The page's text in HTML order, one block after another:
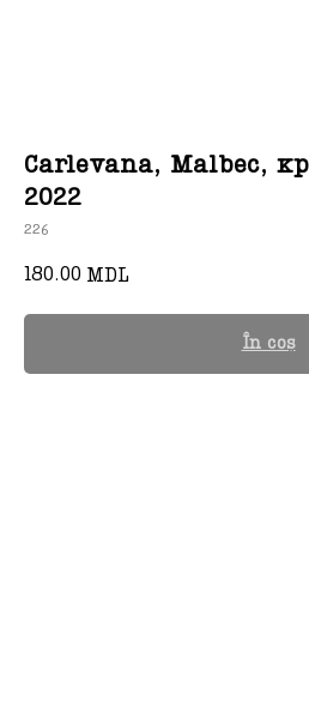
Carlevana, Malbec,
2022
226
180.00 MDL
În coș